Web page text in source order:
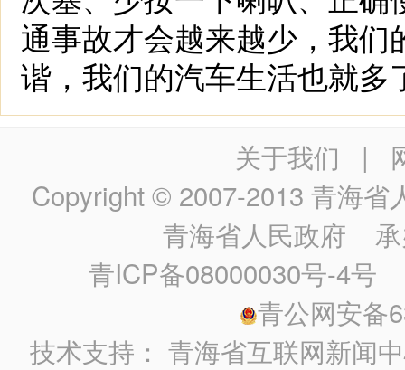
通事故才会越来越少，我
谐，我们的汽车生活也就多
关于我们 |
Copyright © 2007-2013 青海省
青海省人民政府 承
青ICP备08000030号-4号
青公网安备
技术支持：青海省互联网新闻